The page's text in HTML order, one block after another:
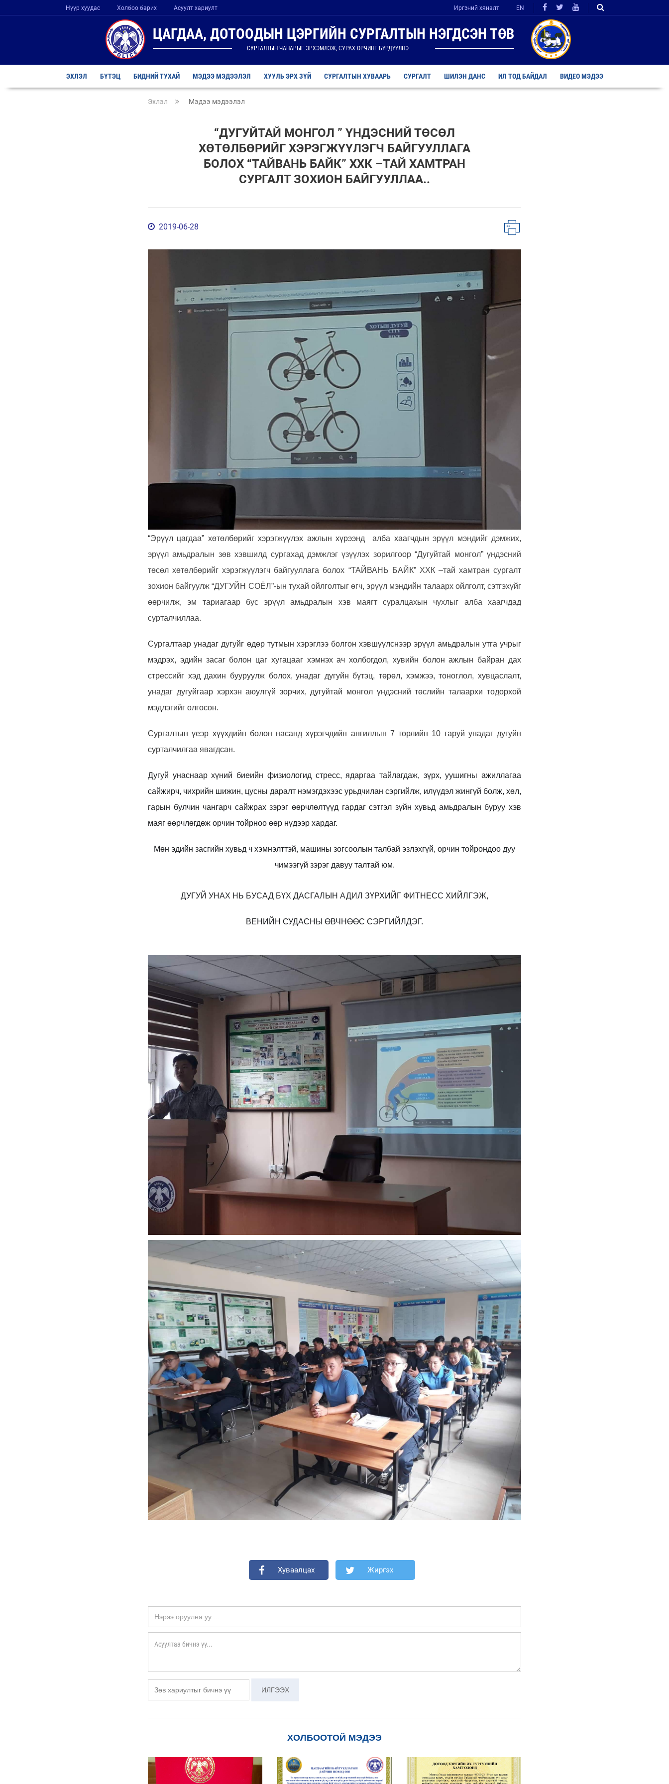
Нүүр хуудас Холбоо барих Асуулт хариулт Иргэний хяналт EN
ЦАГДАА, ДОТООДЫН ЦЭРГИЙН СУРГАЛТЫН НЭГДСЭН ТӨВ
СУРГАЛТЫН ЧАНАРЫГ ЭРХЭМЛЭЖ, СУРАХ ОРЧИНГ БҮРДҮҮЛНЭ
ЭХЛЭЛ БҮТЭЦ БИДНИЙ ТУХАЙ МЭДЭЭ МЭДЭЭЛЭЛ ХУУЛЬ ЭРХ ЗҮЙ СУРГАЛТЫН ХУВААРЬ СУРГАЛТ ШИЛЭН ДАНС ИЛ ТОД БАЙДАЛ ВИДЕО МЭДЭЭ
Эхлэл Мэдээ мэдээлэл
“ДУГУЙТАЙ МОНГОЛ ” ҮНДЭСНИЙ ТӨСӨЛ
ХӨТӨЛБӨРИЙГ ХЭРЭГЖҮҮЛЭГЧ БАЙГУУЛЛАГА
БОЛОХ “ТАЙВАНЬ БАЙК” ХХК –ТАЙ ХАМТРАН
СУРГАЛТ ЗОХИОН БАЙГУУЛЛАА..
2019-06-28
“Эрүүл цагдаа” хөтөлбөрийг хэрэгжүүлэх ажлын хүрээнд алба хаагчдынэрүүл мэндийг дэмжих,
эрүүл амьдралын зөв хэвшилд сургахад дэмжлэг үзүүлэх зорилгоор “Дугуйтай монгол” үндэсний
төсөл хөтөлбөрийг хэрэгжүүлэгч байгууллага болох “ТАЙВАНЬ БАЙК” ХХК –тай хамтран сургалт
зохион байгуулж “ДУГУЙН СОЁЛ”-ын тухай ойлголтыг өгч, эрүүл мэндийн талаарх ойлголт, сэтгэхүйг
өөрчилж, эм тариагаар бус эрүүл амьдралын хэв маягт суралцахын чухлыг алба хаагчдад
сурталчиллаа.
Сургалтаар унадаг дугуйг өдөр тутмын хэрэглээ болгон хэвшүүлснээр эрүүл амьдралын утга учрыг
мэдрэх, эдийн засаг болон цаг хугацааг хэмнэх ач холбогдол, хувийн болон ажлын байран дах
стрессийг хэд дахин бууруулж болох, унадаг дугуйн бүтэц, төрөл, хэмжээ, тоноглол, хувцаслалт,
унадаг дугуйгаар хэрхэн аюулгүй зорчих, дугуйтай монгол үндэсний төслийн талаархи тодорхой
мэдлэгийг олгосон.
Сургалтын үеэр хүүхдийн болон насанд хүрэгчдийн ангиллын 7 төрлийн 10 гаруй унадаг дугуйн
сурталчилгаа явагдсан.
Дугуй унаснаар хүний биеийн физиологид стресс, ядаргаа тайлагдаж, зүрх, уушигны ажиллагаа
сайжирч, чихрийн шижин, цусны даралт нэмэгдэхээс урьдчилан сэргийлж, илүүдэл жингүй болж, хөл,
гарын булчин чангарч сайжрах зэрэг өөрчлөлтүүд гардаг сэтгэл зүйн хувьд амьдралын буруу хэв
маяг өөрчлөгдөж орчин тойрноо өөр нүдээр хардаг.
Мөн эдийн засгийн хувьд ч хэмнэлттэй, машины зогсоолын талбай эзлэхгүй, орчин тойрондоо дуу
чимээгүй зэрэг давуу талтай юм.
ДУГУЙ УНАХ НЬ БУСАД БҮХ ДАСГАЛЫН АДИЛ ЗҮРХИЙГ ФИТНЕСС ХИЙЛГЭЖ,
ВЕНИЙН СУДАСНЫ ӨВЧНӨӨС СЭРГИЙЛДЭГ.
Хуваалцах Жиргэх
ХОЛБООТОЙ МЭДЭЭ